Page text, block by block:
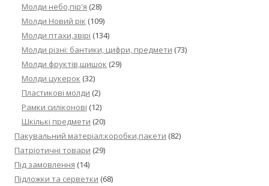
Молди небо,пір'я (28)
Молди Новий рік (109)
Молди птахи,звірі (134)
Молди різні: бантики, цифри, предмети (73)
Молди фруктів,шишок (29)
Молди цукерок (32)
Пластикові молди (2)
Рамки силіконові (12)
Шкількі предмети (20)
Пакувальний матеріал:коробки,пакети (82)
Патріотичні товари (29)
Під замовлення (14)
Підложки та серветки (68)